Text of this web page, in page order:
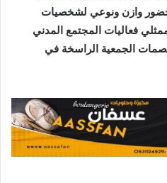
وازن ونوعي لشخصيات
فعاليات المجتمع المدني
الجمعية الراسخة في